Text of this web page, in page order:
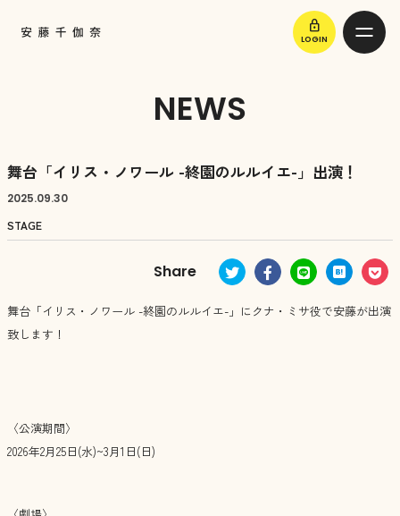
lock
LOGIN
NEWS
舞台「イリス・ノワール -終園のルルイエ-」出演！
2025.09.30
STAGE
舞台「イリス・ノワール -終園のルルイエ-」にクナ・ミサ役で安藤が出演
致します！
〈公演期間〉
2026年2月25日(水)~3月1日(日)